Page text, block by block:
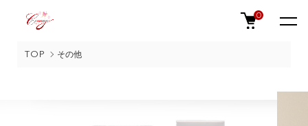
0
TOP その他